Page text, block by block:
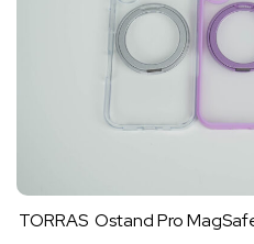
TORRAS Ostand Pro